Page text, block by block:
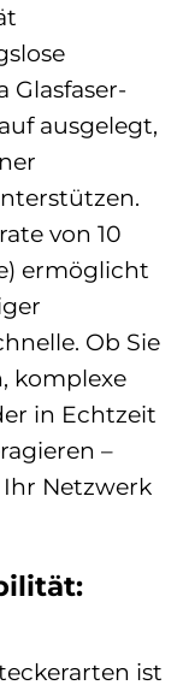
Glasfaser-
ausgelegt,
von 10
ermöglicht
Ob Sie
komplexe
in Echtzeit
–
Ihr Netzwerk
ist